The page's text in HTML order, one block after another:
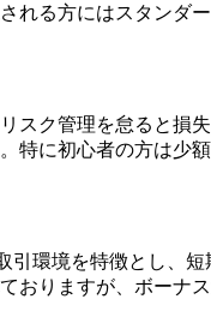
れる方にはスタンダ
スク管理を怠ると損
特に初心者の方は少
引環境を特徴とし、
おりますが、ボーナ